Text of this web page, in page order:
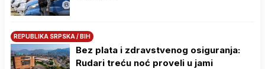
REPUBLIKA SRPSKA / BIH
Bez plata i zdravstvenog osiguranja:
Rudari treću noć proveli u jami